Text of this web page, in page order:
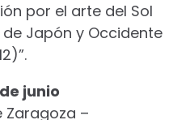
por el arte del Sol
de Japón y Occidente
junio
Zaragoza –